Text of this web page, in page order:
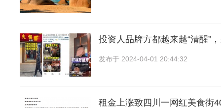
投资人品牌方都越来越“清醒”，
发布于 2024-04-01 20:44:32
租金上涨致四川一网红美食街